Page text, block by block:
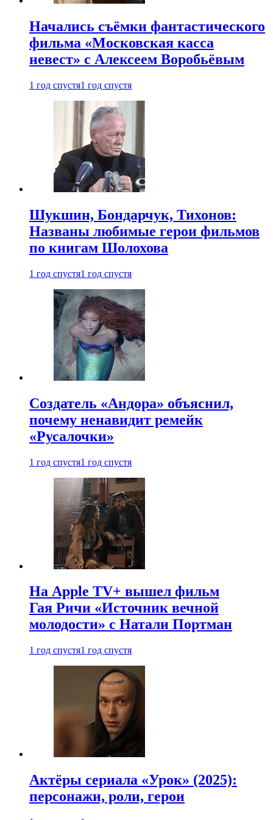
Начались съёмки фантастического
фильма «Московская касса
невест» с Алексеем Воробьёвым
1 год спустя1 год спустя
Шукшин, Бондарчук, Тихонов:
Названы любимые герои фильмов
по книгам Шолохова
1 год спустя1 год спустя
Создатель «Андора» объяснил,
почему ненавидит ремейк
«Русалочки»
1 год спустя1 год спустя
На Apple TV+ вышел фильм
Гая Ричи «Источник вечной
молодости» с Натали Портман
1 год спустя1 год спустя
Актёры сериала «Урок» (2025):
персонажи, роли, герои